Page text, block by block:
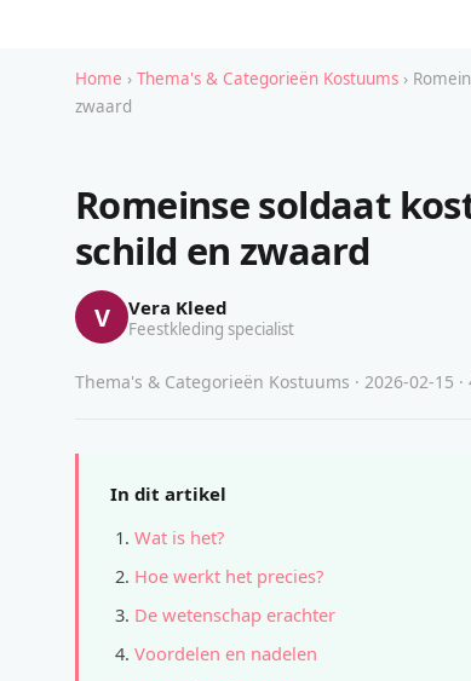
Home › Thema's & Categorieën Kostuums ›
zwaard
Romeinse soldaat
schild en zwaard
V Vera Kleed
Feestkleding specialist
Thema's & Categorieën Kostuums · 2026-02-15
In dit artikel
Wat is het?
Hoe werkt het precies?
De wetenschap erachter
Voordelen en nadelen